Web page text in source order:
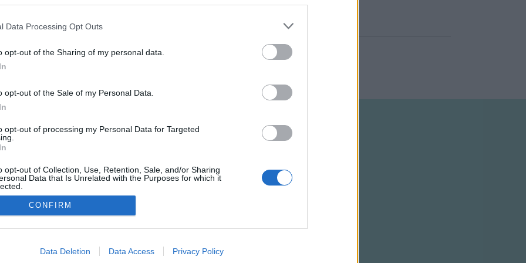
Data Processing Opt Outs
opt-out of the Sharing of my personal data.
opt-out of the Sale of my Personal Data.
opt-out of processing my Personal Data for Targeted
opt-out of Collection, Use, Retention, Sale, and/or Sharing
Data that Is Unrelated with the Purposes for which it
allow Google to enable storage related to advertising like cookies on
CONFIRM
Data Deletion Data Access Privacy Policy
NÉPI